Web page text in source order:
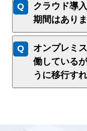
クラウド導
期間はあり
オンプレミ
働している
うに移行す